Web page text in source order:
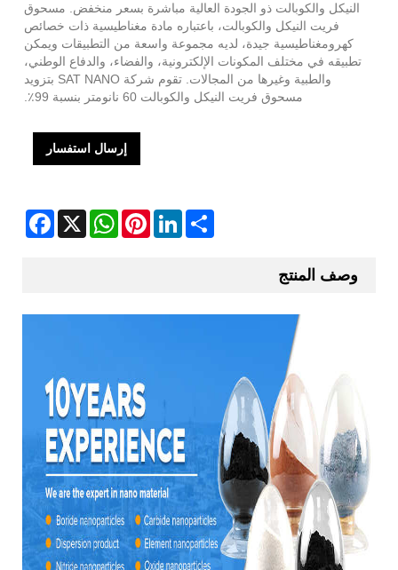
النيكل والكوبالت ذو الجودة العالية مباشرة بسعر منخفض. مسحوق
فريت النيكل والكوبالت، باعتباره مادة مغناطيسية ذات خصائص
كهرومغناطيسية جيدة، لديه مجموعة واسعة من التطبيقات ويمكن
تطبيقه في مختلف المكونات الإلكترونية، والفضاء، والدفاع الوطني،
والطبية وغيرها من المجالات. تقوم شركة SAT NANO بتزويد
مسحوق فريت النيكل والكوبالت 60 نانومتر بنسبة 99٪.
إرسال استفسار
X
WhatsAppPinterestLinkedInShare
وصف المنتج